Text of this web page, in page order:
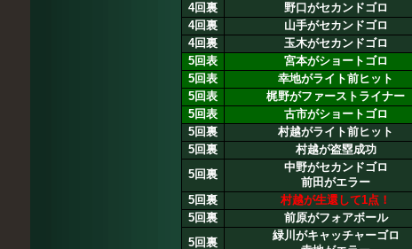
4回裏
野口がセカンドゴロ
4回裏
山手がセカンドゴロ
4回裏
玉木がセカンドゴロ
5回表
宮本がショートゴロ
5回表
幸地がライト前ヒット
5回表
梶野がファーストライナー
5回表
古市がショートゴロ
5回裏
村越がライト前ヒット
5回裏
村越が盗塁成功
5回裏
中野がセカンドゴロ
前田がエラー
5回裏
村越が生還して1点！
5回裏
前原がフォアボール
5回裏
緑川がキャッチャーゴロ